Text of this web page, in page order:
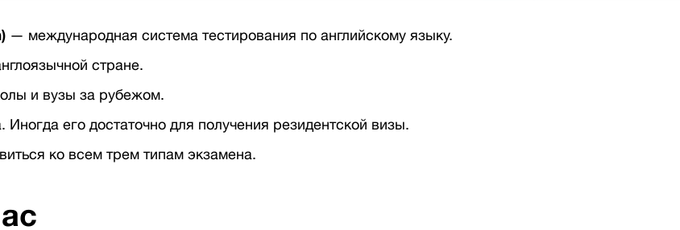
— международная система тестирования по английскому языку.
стране.
и вузы за рубежом.
его достаточно для получения резидентской визы.
ко всем трем типам экзамена.